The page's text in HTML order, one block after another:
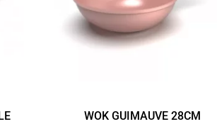
WOK GUIMAUVE 28CM